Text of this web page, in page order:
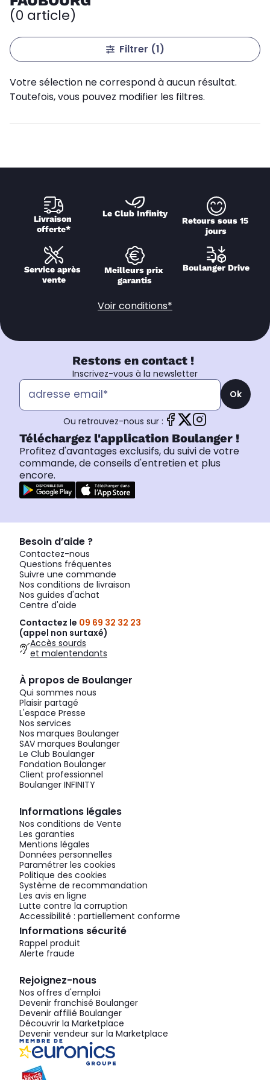
(0 article)
Filtrer (1)
Votre sélection ne correspond à aucun résultat.
Toutefois, vous pouvez modifier les filtres.
Livraison
offerte*
Le Club Infinity
Retours sous 15
jours
Service après
vente
Meilleurs prix
garantis
Boulanger Drive
Voir conditions*
Restons en contact !
Inscrivez-vous à la newsletter
Ok
Ou retrouvez-nous sur :
Téléchargez l'application Boulanger !
Profitez d'avantages exclusifs, du suivi de votre
commande, de conseils d'entretien et plus
encore.
Besoin d’aide ?
Contactez-nous
Questions fréquentes
Suivre une commande
Nos conditions de livraison
Nos guides d'achat
Centre d'aide
Contactez le 09 69 32 32 23
(appel non surtaxé)
Accès sourds
et malentendants
À propos de Boulanger
Qui sommes nous
Plaisir partagé
L'espace Presse
Nos services
Nos marques Boulanger
SAV marques Boulanger
Le Club Boulanger
Fondation Boulanger
Client professionnel
Boulanger INFINITY
Informations légales
Nos conditions de Vente
Les garanties
Mentions légales
Données personnelles
Paramétrer les cookies
Politique des cookies
Système de recommandation
Les avis en ligne
Lutte contre la corruption
Accessibilité : partiellement conforme
Informations sécurité
Rappel produit
Alerte fraude
Rejoignez-nous
Nos offres d'emploi
Devenir franchisé Boulanger
Devenir affilié Boulanger
Découvrir la Marketplace
Devenir vendeur sur la Marketplace